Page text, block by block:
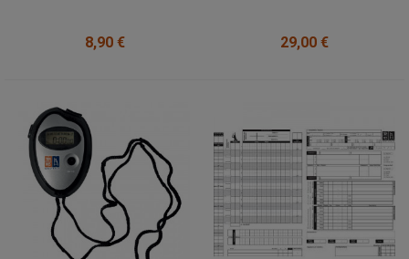
8,90 € 29,00 €